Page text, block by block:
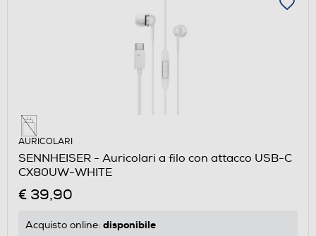
AURICOLARI
SENNHEISER - Auricolari a filo con attacco USB-C
CX80UW-WHITE
€ 39,90
Acquisto online: disponibile